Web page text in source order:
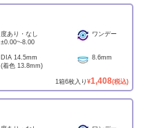
度あり・なし
±0.00~-8.00
ワンデー
DIA 14.5mm
(着色 13.8mm)
8.6mm
1箱6枚入り ¥1,408(税込)